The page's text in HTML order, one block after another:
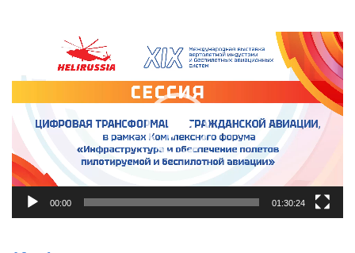
Видеоплеер
00:00 01:30:24